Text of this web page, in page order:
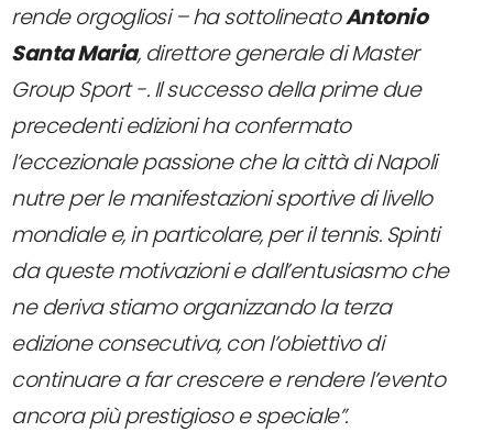
rende orgogliosi – ha sottolineatoAntonio
Santa Maria, direttore generale di Master
Group Sport -. Il successo della prime due
precedenti edizioni ha confermato
l’eccezionale passione che la città di Napoli
nutre per le manifestazioni sportive di livello
mondiale e, in particolare, per il tennis. Spinti
da queste motivazioni e dall’entusiasmo che
ne deriva stiamo organizzando la terza
edizione consecutiva, con l’obiettivo di
continuare a far crescere e rendere l’evento
ancora più prestigioso e speciale”.